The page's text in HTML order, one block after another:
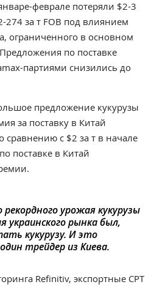
феврале потеряли $2-3
274 за т FOB под влиянием
ограниченного в основном
по поставке
партиями снизились до
предложение кукурузы
за поставку в Китай
сравнению с $2 за т в начале
поставке в Китай
урожая кукурузы
украинского рынка был,
кукурузу. И это
трейдер из Киева.
Refinitiv, экспортные СРТ